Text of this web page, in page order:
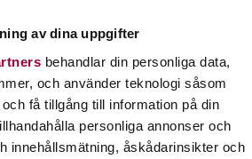
av dina uppgifter
behandlar din personliga data,
och använder teknologi såsom
få tillgång till information på din
personliga annonser och
innehållsmätning, åskådarinsikter och
Verksamhetsspecialist
Skicka e-post
073-333 70 92